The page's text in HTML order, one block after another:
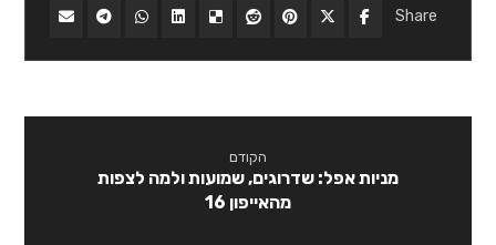
הקודם
מניות אפל: שדרוגים, שמועות ולמה לצפות
מהאייפון 16